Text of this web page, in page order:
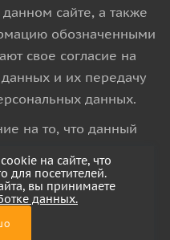
сайте, а также
обозначенными
свое согласие на
и их передачу
данных.
на то, что данный
и ни при каких
материалы и цены,
на сайте, что
для посетителей.
вы принимаете
данных.